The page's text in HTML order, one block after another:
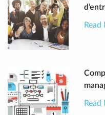
Read
Read